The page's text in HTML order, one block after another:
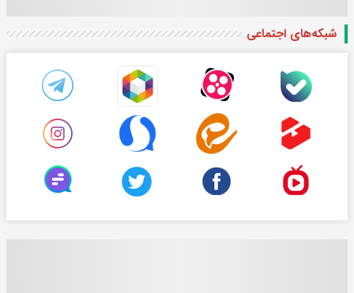
شبکه‌های اجتماعی